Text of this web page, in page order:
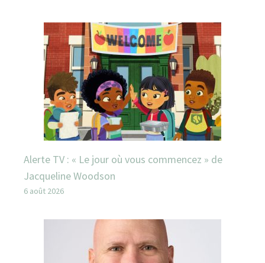
Alerte TV : « Le jour où vous commencez » de
Jacqueline Woodson
6 août 2026